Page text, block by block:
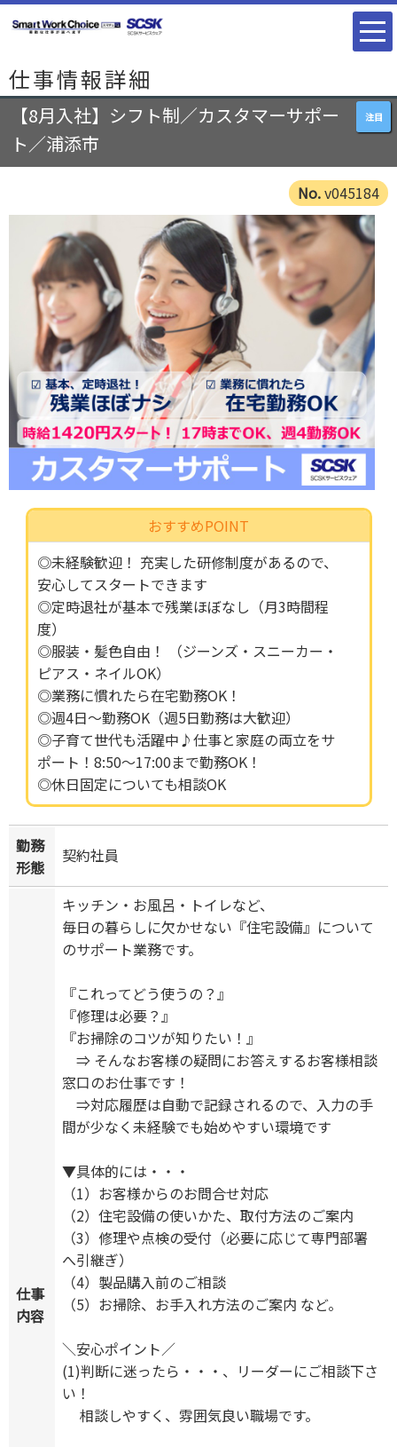
仕事情報詳細
注目
【8月入社】シフト制／カスタマーサポー
ト／浦添市
v045184
おすすめPOINT
◎未経験歓迎！ 充実した研修制度があるので、
安心してスタートできます
◎定時退社が基本で残業ほぼなし（月3時間程
度）
◎服装・髪色自由！ （ジーンズ・スニーカー・
ピアス・ネイルOK）
◎業務に慣れたら在宅勤務OK！
◎週4日～勤務OK（週5日勤務は大歓迎）
◎子育て世代も活躍中♪仕事と家庭の両立をサ
ポート！8:50～17:00まで勤務OK！
◎休日固定についても相談OK
勤務
形態
契約社員
仕事
内容
キッチン・お風呂・トイレなど、
毎日の暮らしに欠かせない『住宅設備』について
のサポート業務です。
『これってどう使うの？』
『修理は必要？』
『お掃除のコツが知りたい！』
⇒ そんなお客様の疑問にお答えするお客様相談
窓口のお仕事です！
⇒対応履歴は自動で記録されるので、入力の手
間が少なく未経験でも始めやすい環境です
▼具体的には・・・
（1）お客様からのお問合せ対応
（2）住宅設備の使いかた、取付方法のご案内
（3）修理や点検の受付（必要に応じて専門部署
へ引継ぎ）
（4）製品購入前のご相談
（5）お掃除、お手入れ方法のご案内 など。
＼安心ポイント／
(1)判断に迷ったら・・・、リーダーにご相談下さ
い！
相談しやすく、雰囲気良い職場です。